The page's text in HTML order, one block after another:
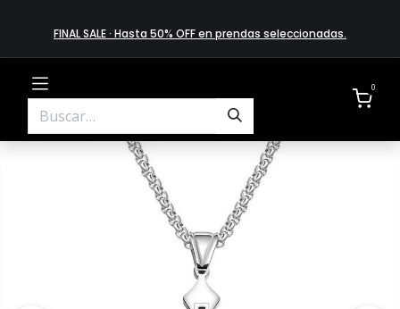
FINAL SALE · Hasta 50% OFF en prendas​ selecciona​das.
0